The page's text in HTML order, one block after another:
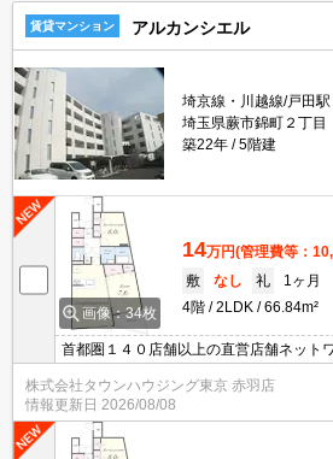
賃貸マンション アルカンシエル
埼京線・川越線/戸田
埼玉県蕨市錦町２丁目
築22年
5階建
画像：34枚
14万円(管理費等：
敷
なし 礼
1ヶ月
4階
2LDK 66.84m²
首都圏１４０店舗以上の直営店舗ネット
合ったお部屋をお探しさせて頂きます☆
まとめてご紹介☆何でもご相談下さい♪
株式会社タウンハウジング東京 赤羽店
情報更新日 2026/08/08